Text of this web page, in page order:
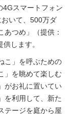
4Gスマートフォン
いて、500万ダ
つめ」（提供：
します。
こ」を呼ぶための
」を眺めて楽しむ
がお礼に置いてい
を利用して、新た
テージを庭から屋